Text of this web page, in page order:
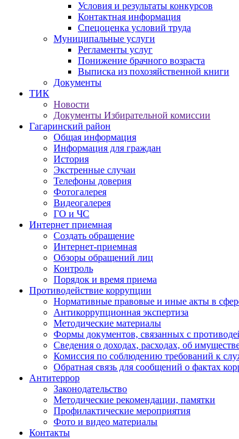
Условия и результаты конкурсов
Контактная информация
Спецоценка условий труда
Муниципальные услуги
Регламенты услуг
Понижение брачного возраста
Выписка из похозяйственной книги
Документы
ТИК
Новости
Документы Избирательной комиссии
Гагаринский район
Общая информация
Информация для граждан
История
Экстренные случаи
Телефоны доверия
Фотогалерея
Видеогалерея
ГО и ЧС
Интернет приемная
Создать обращение
Интернет-приемная
Обзоры обращений лиц
Контроль
Порядок и время приема
Противодействие коррупции
Нормативные правовые и иные акты в
Антикоррупционная экспертиза
Методические материалы
Формы документов, связанных с
Сведения о доходах, расходах, об
Комиссия по соблюдению требований к
Обратная связь для сообщений о фактах
Антитеррор
Законодательство
Методические рекомендации, памятки
Профилактические мероприятия
Фото и видео материалы
Контакты